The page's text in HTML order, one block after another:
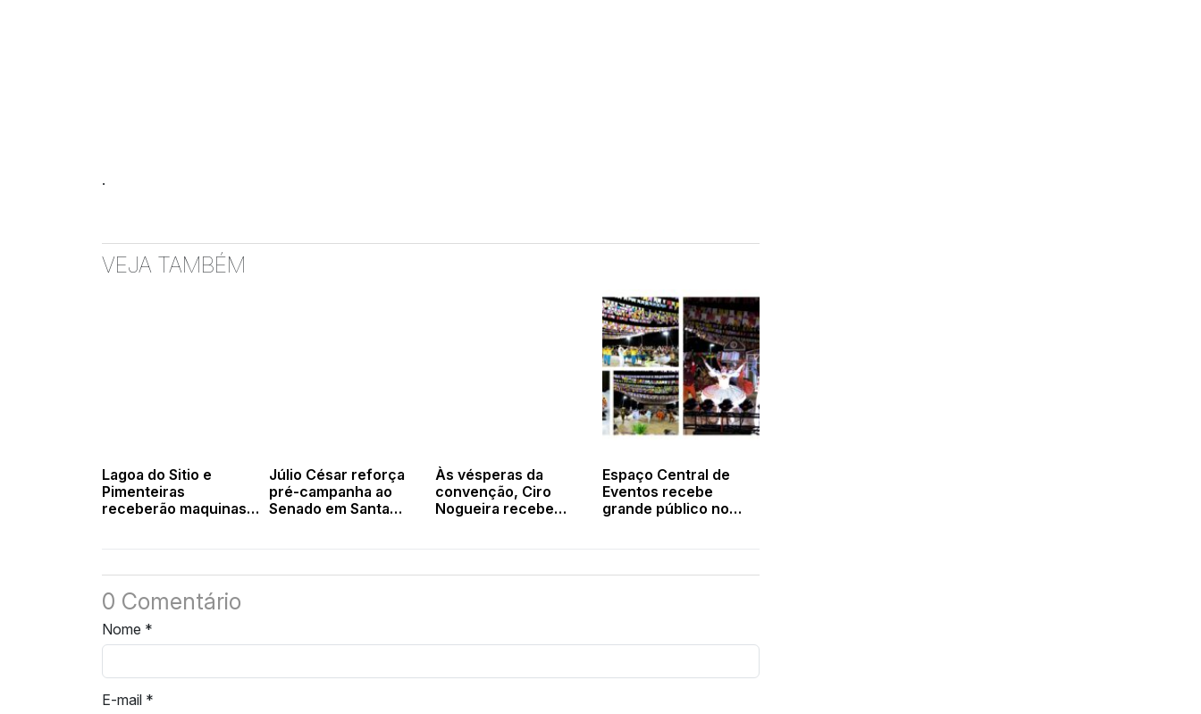
.
VEJA TAMBÉM
Lagoa do Sitio e
Pimenteiras
receberão maquinas
Júlio César reforça
pré-campanha ao
Senado em Santa
Às vésperas da
convenção, Ciro
Nogueira recebe
Espaço Central de
Eventos recebe
grande público no
0 Comentário
Nome *
E-mail *